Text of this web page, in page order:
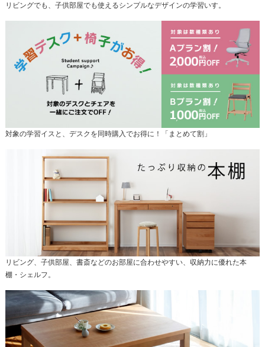
リビングでも、子供部屋でも使えるシンプルなデザインの学習いす。
対象の学習イスと、デスクを同時購入でお得に！「まとめて割」
リビング、子供部屋、書斎などのお部屋に合わせやすい、収納力に優れた本
棚・シェルフ。